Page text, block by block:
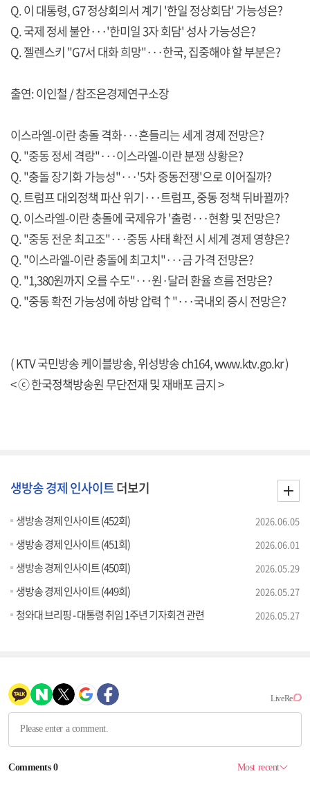
Q. 이 대통령, G7 정상회의서 계기 '한일 정상회담' 가능성은?
Q. 국제 정세 불안···'한미일 3자 회담' 성사 가능성은?
Q. 젤렌스키 "G7서 대화 희망"···한국, 집중해야 할 부분은?
출연: 이인철 / 참조은경제연구소장
이스라엘-이란 충돌 격화···흔들리는 세계 경제 전망은?
Q. "중동 정세 격랑"···이스라엘-이란 분쟁 상황은?
Q. "충돌 장기화 가능성"···'5차 중동전쟁'으로 이어질까?
Q. 트럼프 대외정책 파산 위기···트럼프, 중동 정책 뒤바뀔까?
Q. 이스라엘-이란 충돌에 국제유가 '출렁···현황 및 전망은?
Q. "중동 전운 최고조"···중동 사태 확전 시 세계 경제 영향은?
Q. "이스라엘-이란 충돌에 최고치"···금 가격 전망은?
Q. "1,380원까지 오를 수도"···원·달러 환율 흐름 전망은?
Q. "중동 확전 가능성에 하방 압력↑"···국내외 증시 전망은?
( KTV 국민방송 케이블방송, 위성방송 ch164,www.ktv.go.kr)
< ⓒ 한국정책방송원 무단전재 및 재배포 금지 >
생방송 경제 인사이트더보기
생방송 경제 인사이트 (452회) 2026.06.05
생방송 경제 인사이트 (451회) 2026.06.01
생방송 경제 인사이트 (450회) 2026.05.29
생방송 경제 인사이트 (449회) 2026.05.27
청와대 브리핑 - 대통령 취임 1주년 기자회견 관련 2026.05.27